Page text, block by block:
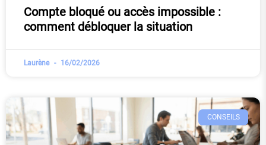
Compte bloqué ou accès impossible :
comment débloquer la situation
Laurène 16/02/2026
CONSEILS